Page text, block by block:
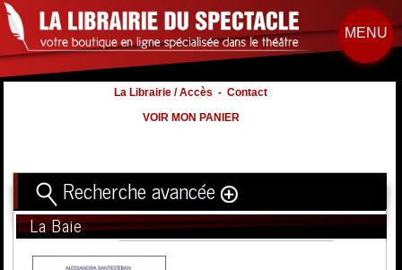
MENU
La Librairie / Accès -Contact
VOIR MON PANIER
Recherche avancée
TitreLa Baie